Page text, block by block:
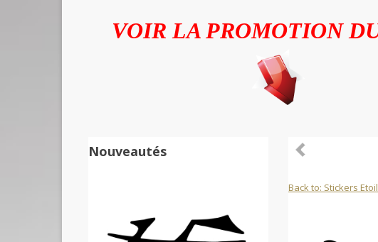
VOIR LA PROMOTION
Nouveautés
Back to: Stickers